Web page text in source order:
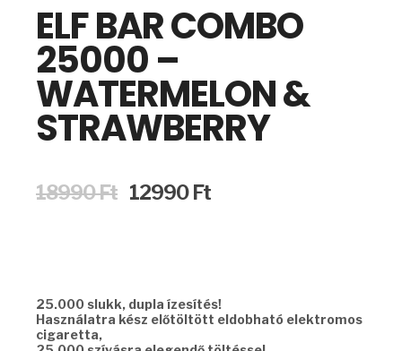
ELF BAR COMBO
25000 –
WATERMELON &
STRAWBERRY
18990Ft Original
12990 FtCurrent
25.000 slukk, dupla ízesítés!
Használatra kész előtöltött eldobható elektromos
cigaretta,